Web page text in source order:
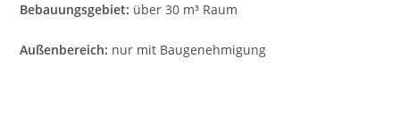
Bebauungsgebiet: über 30 m³ Raum
Außenbereich: nur mit Baugenehmigung